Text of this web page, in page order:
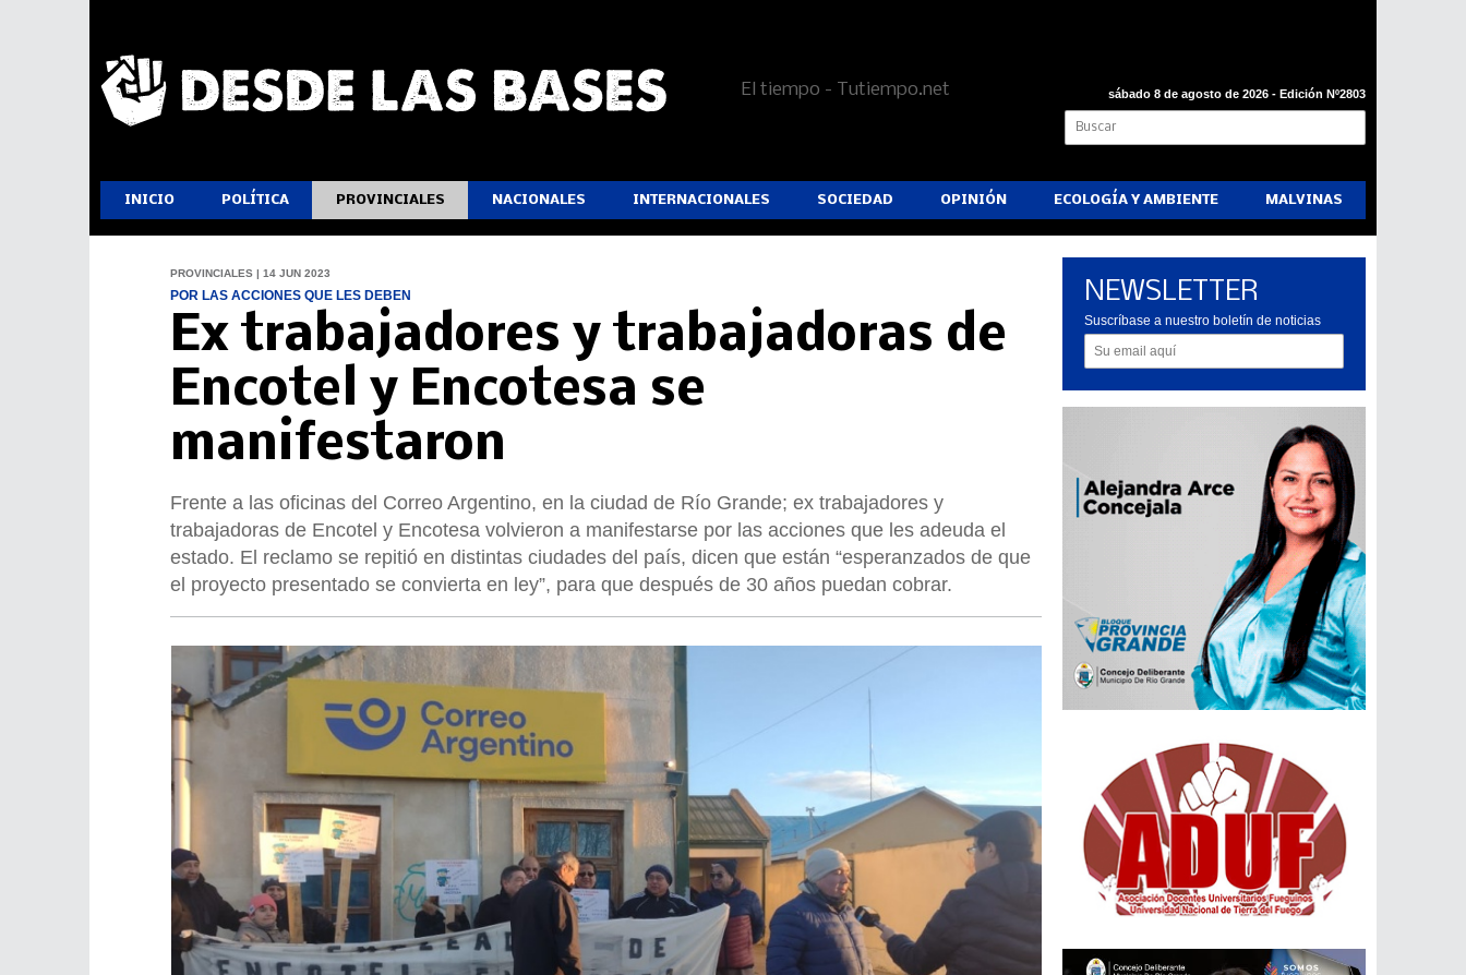
El tiempo - Tutiempo.net sábado 8 de agosto de 2026 - Edición Nº2803
INICIO POLÍTICA PROVINCIALES NACIONALES INTERNACIONALES SOCIEDAD OPINIÓN ECOLOGÍA Y AMBIENTE MALVINAS
PROVINCIALES | 14 JUN 2023
POR LAS ACCIONES QUE LES DEBEN
Ex trabajadores y trabajadoras de
Encotel y Encotesa se
manifestaron
Frente a las oficinas del Correo Argentino, en la ciudad de Río Grande; ex trabajadores y
trabajadoras de Encotel y Encotesa volvieron a manifestarse por las acciones que les adeuda el
estado. El reclamo se repitió en distintas ciudades del país, dicen que están “esperanzados de que
el proyecto presentado se convierta en ley”, para que después de 30 años puedan cobrar.
NEWSLETTER
Suscríbase a nuestro boletín de noticias